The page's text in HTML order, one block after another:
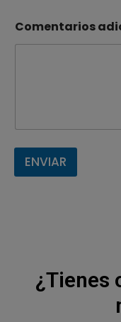
Comentarios
ENVIAR
¿Tienes